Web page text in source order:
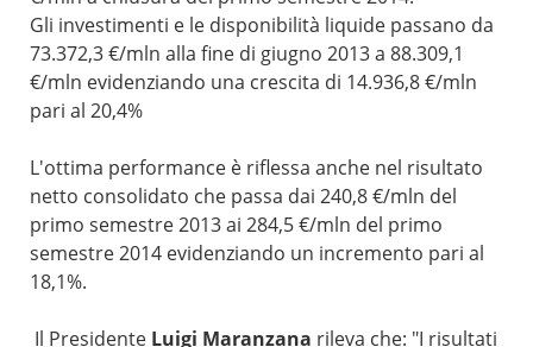
Gli investimenti e le disponibilità liquide passano da
73.372,3 €/mln alla fine di giugno 2013 a 88.309,1
€/mln evidenziando una crescita di 14.936,8 €/mln
pari al 20,4%
L'ottima performance è riflessa anche nel risultato
netto consolidato che passa dai 240,8 €/mln del
primo semestre 2013 ai 284,5 €/mln del primo
semestre 2014 evidenziando un incremento pari al
18,1%.
Il Presidente Luigi Maranzana rileva che: "I risultati